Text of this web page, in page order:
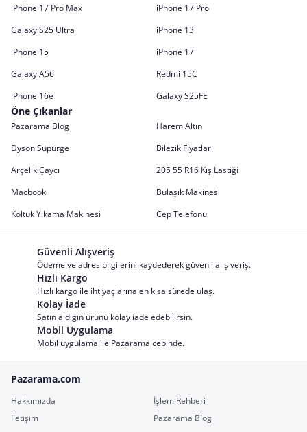
iPhone 17 Pro Max
iPhone 17 Pro
Galaxy S25 Ultra
iPhone 13
iPhone 15
iPhone 17
Galaxy A56
Redmi 15C
iPhone 16e
Galaxy S25FE
Öne Çıkanlar
Pazarama Blog
Harem Altın
Dyson Süpürge
Bilezik Fiyatları
Arçelik Çaycı
205 55 R16 Kış Lastiği
Macbook
Bulaşık Makinesi
Koltuk Yıkama Makinesi
Cep Telefonu
Güvenli Alışveriş
Ödeme ve adres bilgilerini kaydederek güvenli alış veriş.
Hızlı Kargo
Hızlı kargo ile ihtiyaçlarına en kısa sürede ulaş.
Kolay İade
Satın aldığın ürünü kolay iade edebilirsin.
Mobil Uygulama
Mobil uygulama ile Pazarama cebinde.
Pazarama.com
Hakkımızda
İşlem Rehberi
İletişim
Pazarama Blog